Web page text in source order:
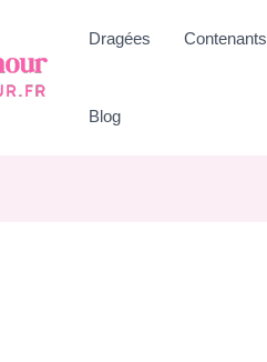
Dragées Contenants
Blog